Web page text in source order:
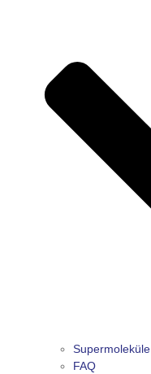
Supermoleküle
FAQ